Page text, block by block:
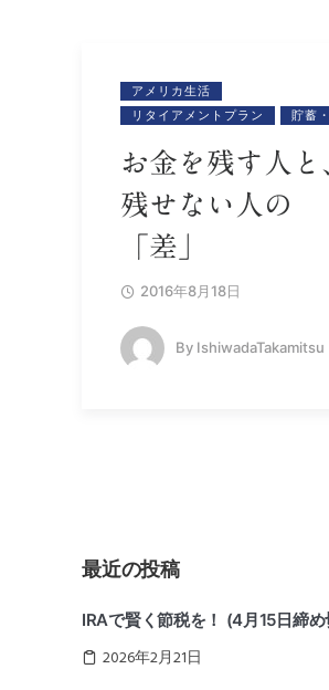
アメリカ生活
リタイアメントプラン
貯蓄
お金を残す人と
残せない人の
「差」
2016年8月18日
By IshiwadaTakamitsu
最近の投稿
IRAで賢く節税を！ (4月15日締
2026年2月21日